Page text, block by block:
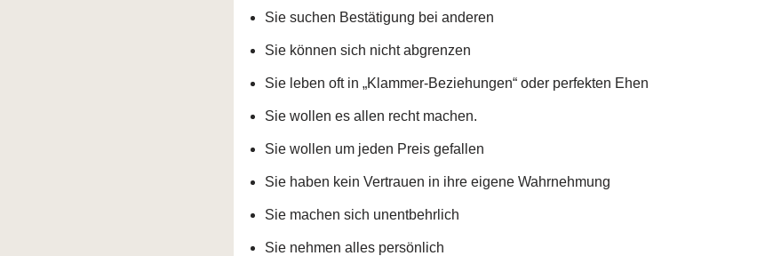
Sie suchen Bestätigung bei anderen
Sie können sich nicht abgrenzen
Sie leben oft in „Klammer-Beziehungen“ oder perfekten Ehen
Sie wollen es allen recht machen.
Sie wollen um jeden Preis gefallen
Sie haben kein Vertrauen in ihre eigene Wahrnehmung
Sie machen sich unentbehrlich
Sie nehmen alles persönlich